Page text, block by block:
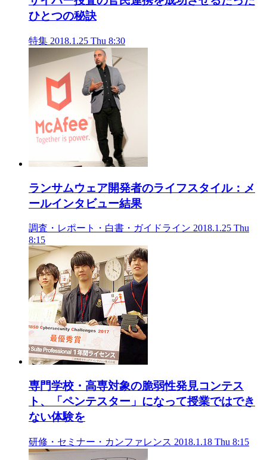
ひとつの秘訣
特集 2018.1.25 Thu 8:30
ランサムウェア開発者のライフスタイル：メ
ールインタビュー結果
調査・レポート・白書・ガイドライン 2018.1.25 Thu
8:15
専門学校・高専対象の脆弱性発見コンテス
ト、「ペンテスター」になって授業ではでき
ない体験を
研修・セミナー・カンファレンス 2018.1.18 Thu 8:15